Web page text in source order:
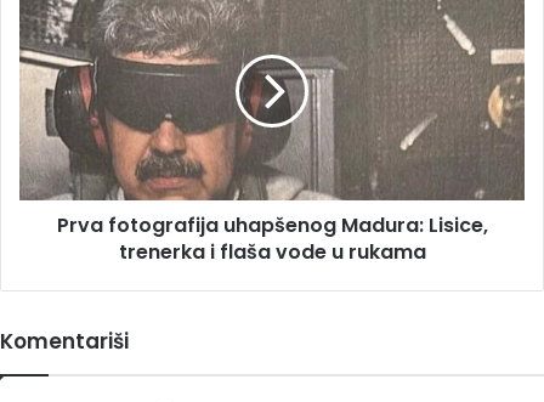
Dubrovniku
fotografija
uhapšenog
Madura:
Lisice,
trenerka
flaša
vode
Prva fotografija uhapšenog Madura: Lisice,
trenerka i flaša vode u rukama
Komentariši